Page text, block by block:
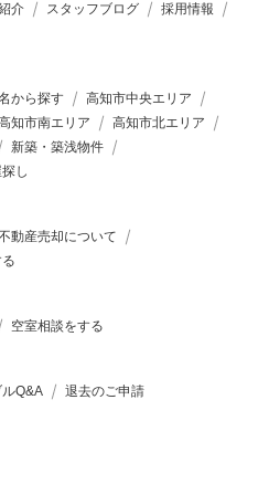
介 スタッフブログ
採用情報
から探す
高知市中央エリア
知市南エリア
高知市北エリア
新築・築浅物件
し
動産売却について
空室相談をする
Q&A 退去のご申請